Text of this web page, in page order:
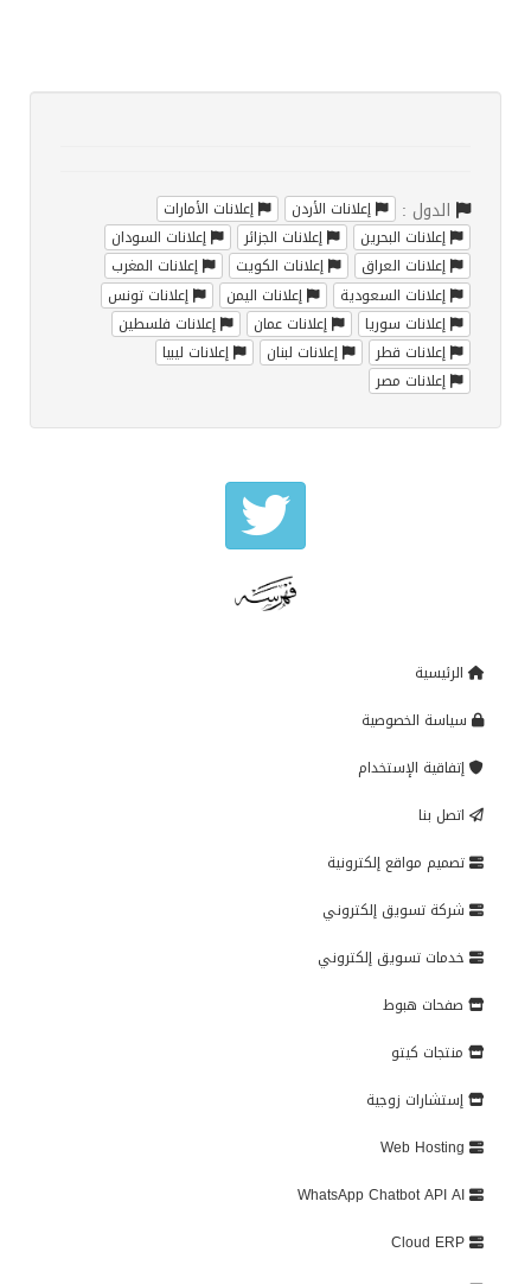
الدول : إعلانات الأردن
إعلانات الأمارات
إعلانات البحرين
إعلانات الجزائر
إعلانات السودان
إعلانات العراق
إعلانات الكويت
إعلانات المغرب
إعلانات السعودية
إعلانات اليمن
إعلانات تونس
إعلانات سوريا
إعلانات عمان
إعلانات فلسطين
إعلانات قطر
إعلانات لبنان
إعلانات ليبيا
إعلانات مصر
الرئيسية
سياسة الخصوصية
إتفاقية الإستخدام
اتصل بنا
تصميم مواقع إلكترونية
شركة تسويق إلكتروني
خدمات تسويق إلكتروني
صفحات هبوط
منتجات كيتو
إستشارات زوجية